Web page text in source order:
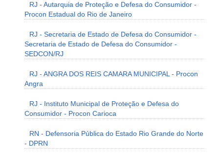
RJ - Autarquia de Proteção e Defesa do Consumidor -
Procon Estadual do Rio de Janeiro
RJ - Secretaria de Estado de Defesa do Consumidor -
Secretaria de Estado de Defesa do Consumidor -
SEDCON/RJ
RJ - ANGRA DOS REIS CAMARA MUNICIPAL - Procon
Angra
RJ - Instituto Municipal de Proteção e Defesa do
Consumidor - Procon Carioca
RN - Defensoria Pública do Estado Rio Grande do Norte
- DPRN